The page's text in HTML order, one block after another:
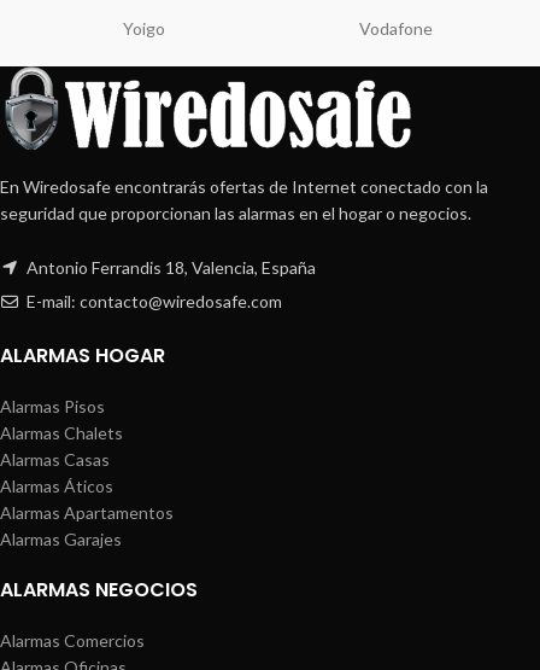
Yoigo Vodafone
En Wiredosafe encontrarás ofertas de Internet conectado con la
seguridad que proporcionan las alarmas en el hogar o negocios.
Antonio Ferrandis 18, Valencia, España
E-mail: contacto@wiredosafe.com
ALARMAS HOGAR
Alarmas Pisos
Alarmas Chalets
Alarmas Casas
Alarmas Áticos
Alarmas Apartamentos
Alarmas Garajes
ALARMAS NEGOCIOS
Alarmas Comercios